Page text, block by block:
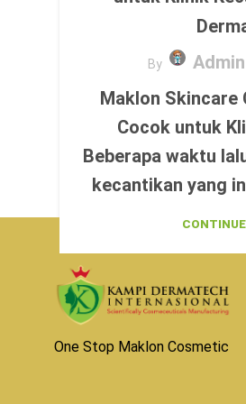
By
Maklon Skincare
Cocok untuk
Beberapa waktu
kecantikan yang
One Stop Maklon Cosmetic